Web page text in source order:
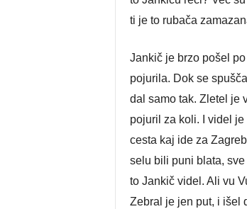
ti je to rubača
Jankič je brzo pošel
pojurila. Dok se
dal samo tak. Zletel je
pojuril za koli. I videl
cesta kaj ide za
selu bili puni blata,
to Jankič videl. Ali vu
Zebral je jen put, i išel